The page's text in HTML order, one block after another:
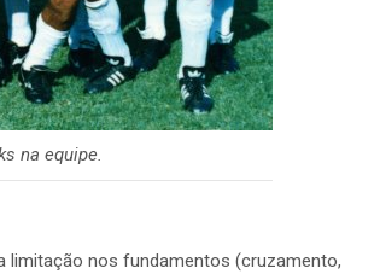
na equipe.
limitação nos fundamentos (cruzamento,